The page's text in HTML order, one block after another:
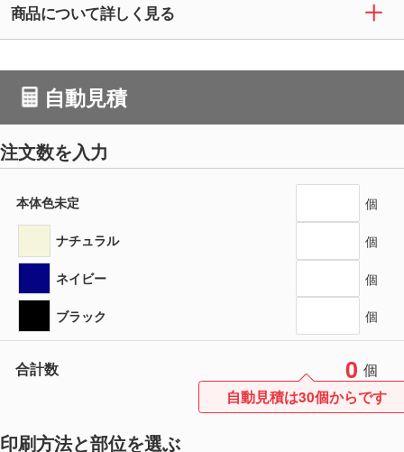
商品について詳しく見る
自動見積
注文数を入力
本体色未定 個
ナチュラル 個
ネイビー 個
ブラック 個
合計数 0 個
自動見積は30個からです
印刷方法と部位を選ぶ